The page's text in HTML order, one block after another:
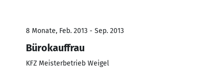
8 Monate, Feb. 2013 - Sep. 2013
Bürokauffrau
KFZ Meisterbetrieb Weigel